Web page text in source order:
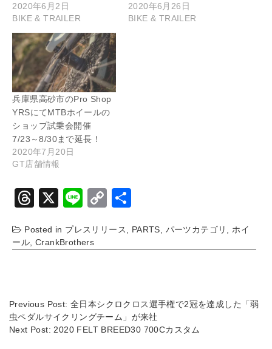
2020年6月2日
BIKE & TRAILER
2020年6月26日
BIKE & TRAILER
兵庫県高砂市のPro Shop
YRSにてMTBホイールの
ショップ試乗会開催
7/23～8/30まで延長！
2020年7月20日
GT店舗情報
T
e
a
X
Li
e
C
p
y
k
Posted in プレスリリース PARTS パーツカテゴリ
ホイ
ール ,CrankBrothers
Previous Post:全日本シクロクロス選手権で2冠を達成した「弱
虫ペダルサイクリングチーム」が来社
Next Post: 2020 FELT BREED30 700Cカスタム